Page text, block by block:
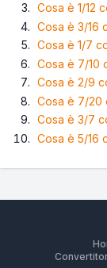
Cosa è 1/12
Cosa è 3/16
Cosa è 1/7
Cosa è 7/10
Cosa è 2/9
Cosa è 7/20
Cosa è 3/7
Cosa è 5/16